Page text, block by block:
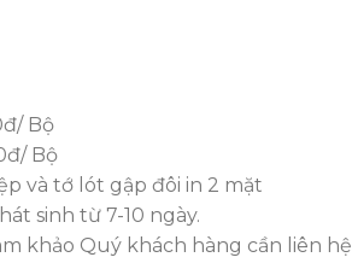
Bộ
Bộ
và tớ lót gập đôi in 2 mặt
sinh từ 7-10 ngày.
khảo Quý khách hàng cần liên hệ